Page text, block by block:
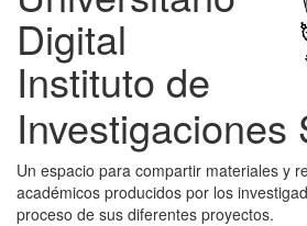
Digital
Instituto de
Investigaciones
Un espacio para compartir materiales y
académicos producidos por los
proceso de sus diferentes proyectos.